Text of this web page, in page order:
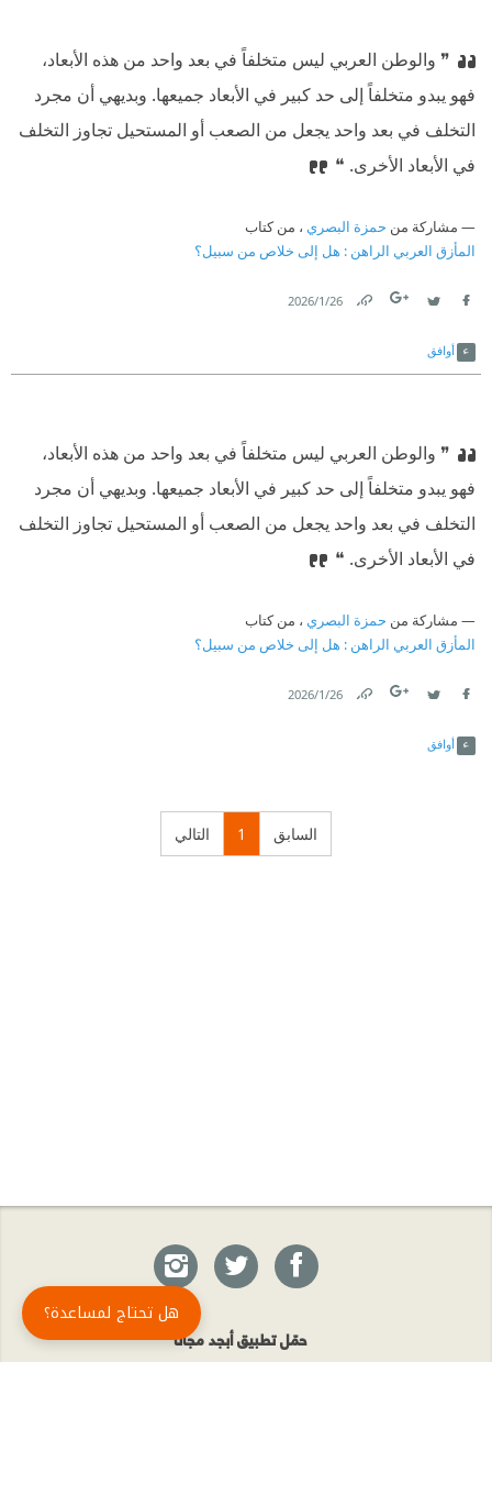
❞ والوطن العربي ليس متخلفاً في بعد واحد من هذه الأبعاد،
فهو يبدو متخلفاً إلى حد كبير في الأبعاد جميعها. وبديهي أن مجرد
التخلف في بعد واحد يجعل من الصعب أو المستحيل تجاوز التخلف
في الأبعاد الأخرى. ❝
مشاركة من حمزة البصري ، من كتاب
المأزق العربي الراهن : هل إلى خلاص من سبيل؟
26‏/1‏/2026
أوافق
❞ والوطن العربي ليس متخلفاً في بعد واحد من هذه الأبعاد،
فهو يبدو متخلفاً إلى حد كبير في الأبعاد جميعها. وبديهي أن مجرد
التخلف في بعد واحد يجعل من الصعب أو المستحيل تجاوز التخلف
في الأبعاد الأخرى. ❝
مشاركة من حمزة البصري ، من كتاب
المأزق العربي الراهن : هل إلى خلاص من سبيل؟
26‏/1‏/2026
أوافق
السابق 1 التالي
حمّل تطبيق أبجد مجاناً
هل تحتاج لمساعدة؟